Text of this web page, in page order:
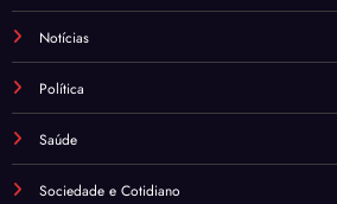
Notícias
Política
Saúde
Sociedade e Cotidiano